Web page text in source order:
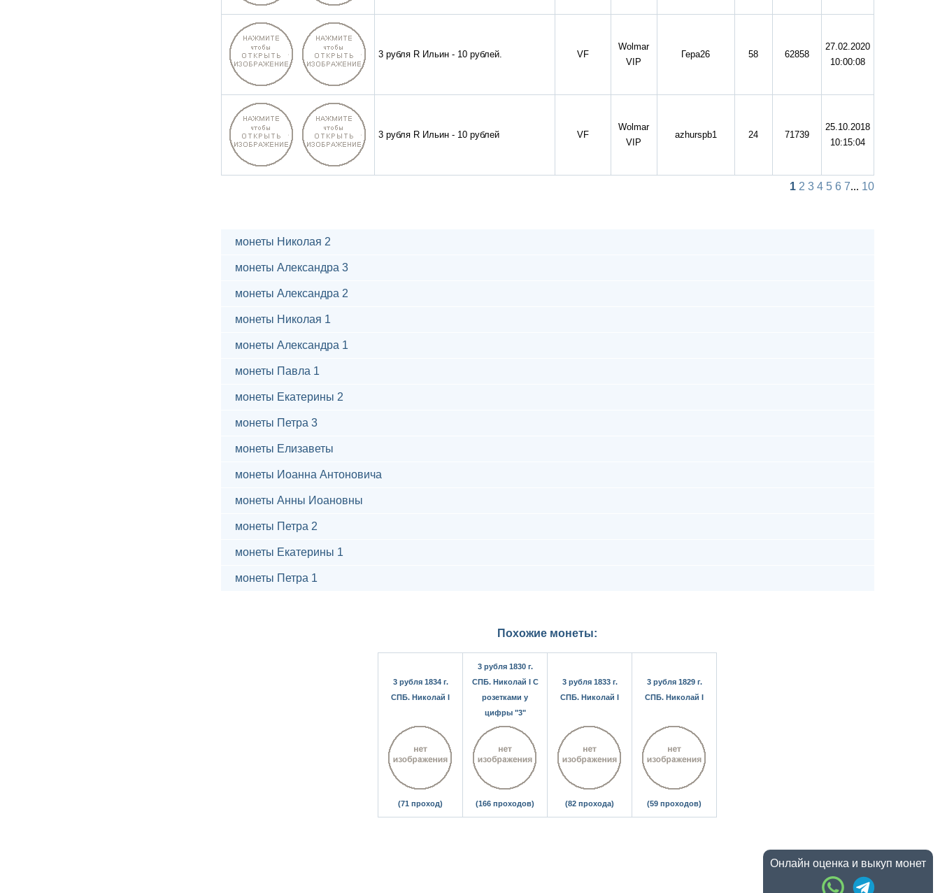
Онлайн оценка и выкуп монет
3 рубля R Ильин - 10 рублей. VF
Wolmar
VIP
Гера26 58 62858
27.02.2020
10:00:08
3 рубля R Ильин - 10 рублей VF
Wolmar
VIP
azhurspb1 24 71739
25.10.2018
10:15:04
1 2 3 4 5 6 7... 10
монеты Николая 2
монеты Александра 3
монеты Александра 2
монеты Николая 1
монеты Александра 1
монеты Павла 1
монеты Екатерины 2
монеты Петра 3
монеты Елизаветы
монеты Иоанна Антоновича
монеты Анны Иоановны
монеты Петра 2
монеты Екатерины 1
монеты Петра 1
Похожие монеты:
3 рубля 1834 г.
СПБ. Николай I
(71 проход)
3 рубля 1830 г.
СПБ. Николай I С
розетками у
цифры "3"
(166 проходов)
3 рубля 1833 г.
СПБ. Николай I
(82 прохода)
3 рубля 1829 г.
СПБ. Николай I
(59 проходов)